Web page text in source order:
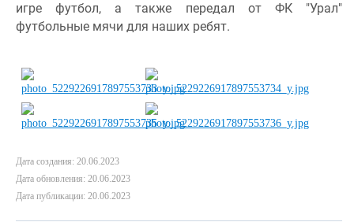
игре футбол, а также передал от ФК "Урал"
футбольные мячи для наших ребят.
Дата создания: 20.06.2023
Дата обновления: 20.06.2023
Дата публикации: 20.06.2023